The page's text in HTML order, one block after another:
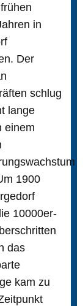
in
Der
schlug
lange
einem
1900
10000er-
das
kam zu